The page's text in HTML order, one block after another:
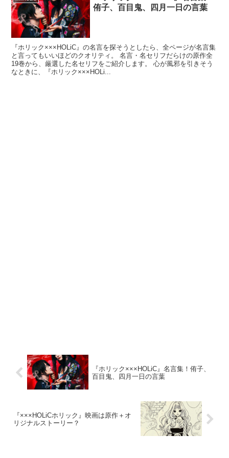
侑子、百目鬼、四月一日の言葉
『ホリック×××HOLiC』の名言を探そうとしたら、全ページが名言集
と言ってもいいほどのクオリティ。 名言・名セリフだらけの原作全
19巻から、厳選した名セリフをご紹介します。 心が風邪を引きそう
なときに、『ホリック×××HOLi...
『ホリック×××HOLiC』名言集！侑子、
百目鬼、四月一日の言葉
『×××HOLiCホリック』映画は原作＋オ
リジナルストーリー？